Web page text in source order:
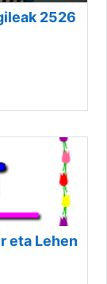
2526
eta Lehen